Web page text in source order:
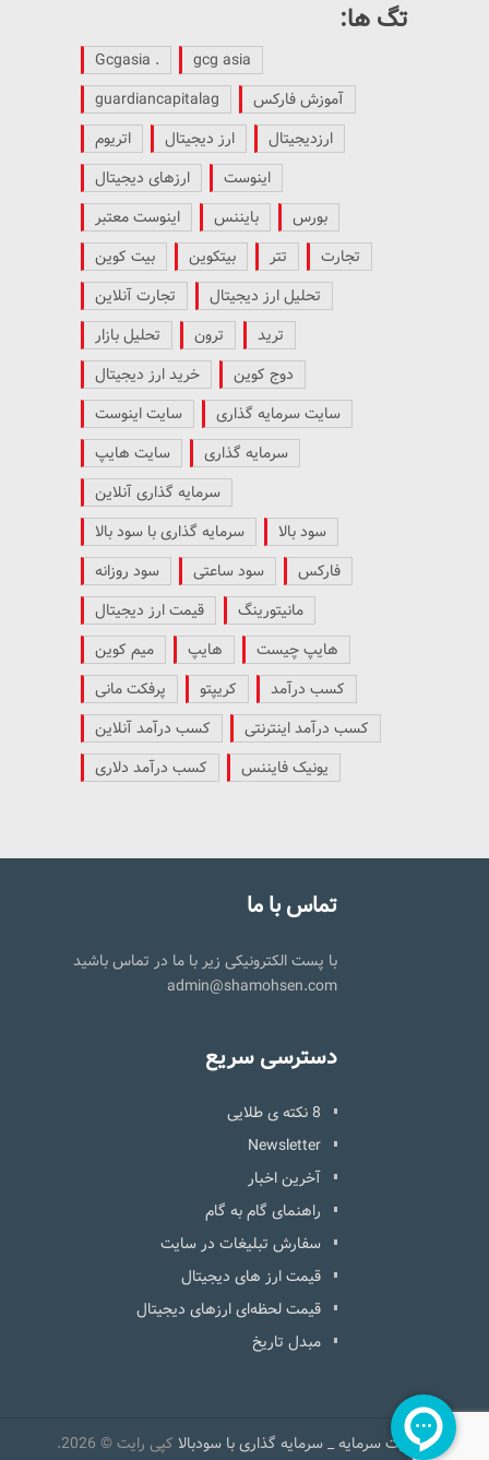
تگ ها:
. Gcgasia
gcg asia
guardiancapitalag
آموزش فارکس
اتریوم
ارز دیجیتال
ارزدیجیتال
ارزهای دیجیتال
اینوست
اینوست معتبر
بایننس
بورس
بیت کوین
بیتکوین تتر
تجارت
تجارت آنلاین
تحلیل ارز دیجیتال
تحلیل بازار
ترون
ترید
خرید ارز دیجیتال
دوج کوین
سایت اینوست
سایت سرمایه گذاری
سایت هایپ
سرمایه گذاری
سرمایه گذاری آنلاین
سرمایه گذاری با سود بالا
سود بالا
سود روزانه
سود ساعتی
فارکس
قیمت ارز دیجیتال
مانیتورینگ
میم کوین
هایپ
هایپ چیست
پرفکت مانی
کریپتو
کسب درآمد
کسب درآمد آنلاین
کسب درآمد اینترنتی
کسب درآمد دلاری
یونیک فایننس
تماس با ما
با پست الکترونیکی زیر با ما در تماس باشید
admin@shamohsen.com
دسترسی سریع
8 نکته ی طلایی
Newsletter
آخرین اخبار
راهنمای گام به گام
سفارش تبلیغات در سایت
قیمت ارز های دیجیتال
قیمت لحظه‌ای ارزهای دیجیتال
مبدل تاریخ
مدیریت سرمایه _ سرمایه گذاری با سودبالا کپی رایت © 2026.